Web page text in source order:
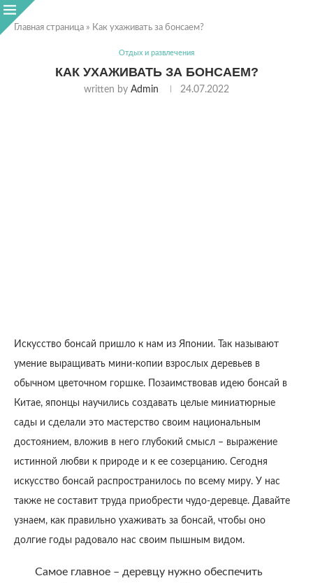
Главная страница » Как ухаживать за бонсаем?
Отдых и развлечения
КАК УХАЖИВАТЬ ЗА БОНСАЕМ?
written by Admin 24.07.2022
Искусство бонсай пришло к нам из Японии. Так называют
умение выращивать мини-копии взрослых деревьев в
обычном цветочном горшке. Позаимствовав идею бонсай в
Китае, японцы научились создавать целые миниатюрные
сады и сделали это мастерство своим национальным
достоянием, вложив в него глубокий смысл – выражение
истинной любви к природе и к ее созерцанию. Сегодня
искусство бонсай распространилось по всему миру. У нас
также не составит труда приобрести чудо-деревце. Давайте
узнаем, как правильно ухаживать за бонсай, чтобы оно
долгие годы радовало нас своим пышным видом.
Самое главное – деревцу нужно обеспечить